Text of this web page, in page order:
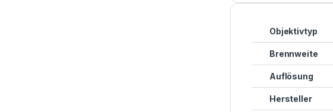
Objektivtyp
Brennweite
Auflösung
Hersteller